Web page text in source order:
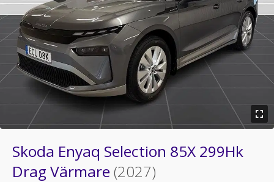
Skoda Enyaq Selection 85X 299Hk
Drag Värmare (2027)